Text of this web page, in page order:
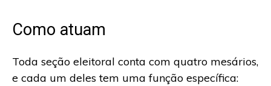
Como atuam
Toda seção eleitoral conta com quatro mesários,
e cada um deles tem uma função específica: